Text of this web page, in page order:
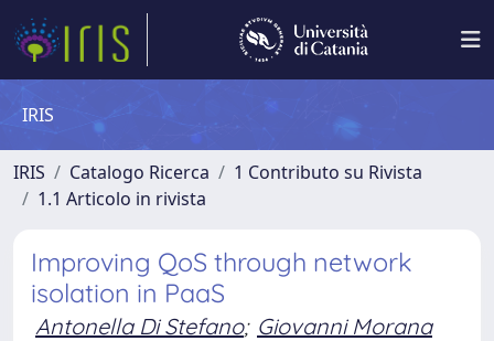
IRIS
IRIS Catalogo Ricerca
1 Contributo su Rivista
1.1 Articolo in rivista
Improving QoS through network
isolation in PaaS
Antonella Di Stefano; Giovanni Morana